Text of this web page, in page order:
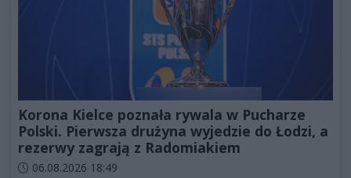
Korona Kielce poznała rywala w Pucharze
Polski. Pierwsza drużyna wyjedzie do Łodzi, a
rezerwy zagrają z Radomiakiem
Data dodania artykułu:
06.08.2026 18:49